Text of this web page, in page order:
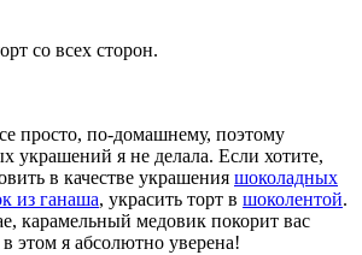
со всех сторон.
просто, по-домашнему, поэтому
украшений я не делала. Если хотите,
в качестве украшения шоколадных
из ганаша, украсить торт в шоколентой.
карамельный медовик покорит вас
этом я абсолютно уверена!